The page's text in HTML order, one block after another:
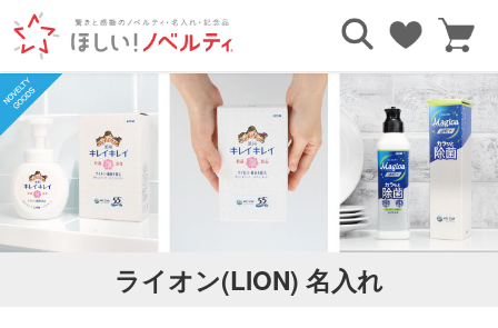
TOP ライオン(LION)
ライオン(LION) 名入れ